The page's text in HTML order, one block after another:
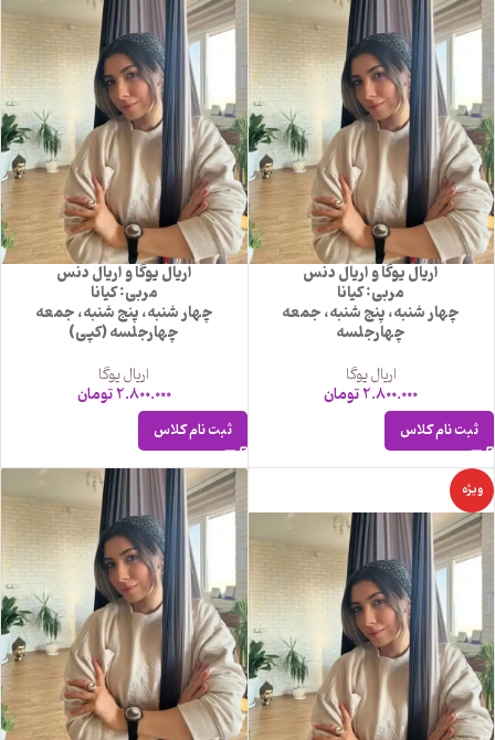
اریال یوگا و اریال دنس
مربی: کیانا
چهار شنبه، پنج شنبه، جمعه
چهارجلسه
اریال یوگا
2.800.000تومان
ثبت نام کلاس
اریال یوگا و اریال دنس
مربی: کیانا
چهار شنبه، پنج شنبه، جمعه
چهارجلسه (کپی)
اریال یوگا
2.800.000تومان
ثبت نام کلاس
ویژه